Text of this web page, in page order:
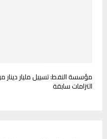
التزامات سابقة